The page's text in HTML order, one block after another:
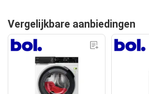
Vergelijkbare aanbiedingen